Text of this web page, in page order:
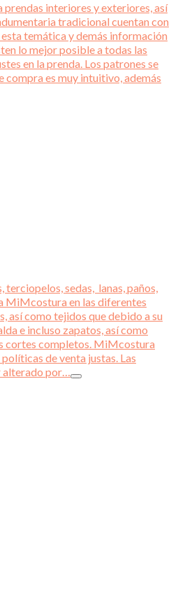
prendas interiores y exteriores, así
tradicional cuentan con
temática y demás información
lo mejor posible a todas las
en la prenda. Los patrones se
compra es muy intuitivo, además
sedas, lanas, paños,
MiMcostura en las diferentes
así como tejidos que debido a su
e incluso zapatos, así como
cortes completos. MiMcostura
de venta justas. Las
alterado por…